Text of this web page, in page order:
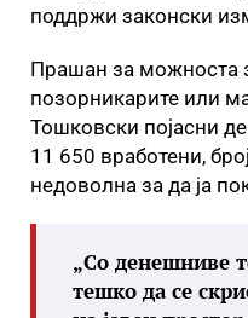
поддржи законски
Прашан за можноста
позорникарите или
Тошковски појасни
11 650 вработени,
недоволна за да ја
„Со денешниве
тешко да се